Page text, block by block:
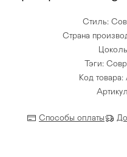
Стиль:
Страна
Тэги:
Код товара:
Способы оплаты